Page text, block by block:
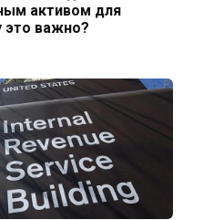
активом для
это важно?